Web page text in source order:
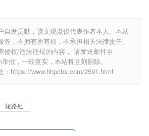
自发贡献，该文观点仅代表作者本人。本站
，不拥有所有权，不承担相关法律责任。
侵权/违法违规的内容， 请发送邮件至
报，一经查实，本站将立刻删除。
：https://www.hhpcbs.com/2591.html
短路处